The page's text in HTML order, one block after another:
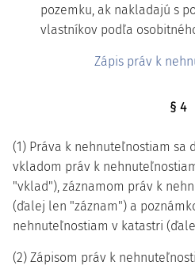
pozemku, ak nakladajú s
vlastníkov podľa
Zápis práv k
§ 4
(1) Práva k nehnuteľnostiam sa
vkladom práv k
"vklad"), záznamom práv k
(ďalej len "záznam") a
nehnuteľnostiam v katastri
(2) Zápisom práv k